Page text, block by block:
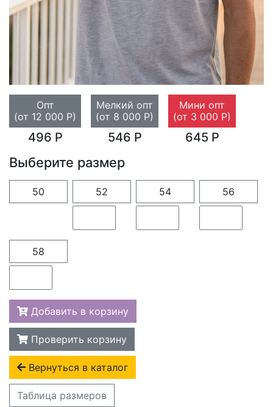
Опт
(от 12 000 Р)
496 Р
Мелкий опт
(от 8 000 Р)
546 Р
Мини опт
(от 3 000 Р)
645 Р
Выберите размер
50 52 54 56
58
Добавить в корзину
Проверить корзину
Вернуться в каталог
Таблица размеров